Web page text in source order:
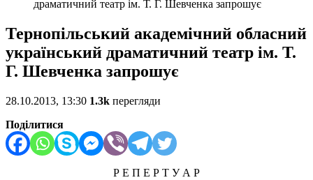
драматичний театр ім. Т. Г. Шевченка запрошує
Тернопільський академічний обласний
український драматичний театр ім. Т.
Г. Шевченка запрошує
28.10.2013, 13:30 1.3k перегляди
Поділитися
Р Е П Е Р Т У А Р